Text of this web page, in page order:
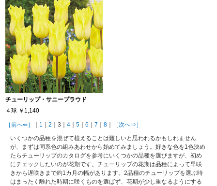
チューリップ・サニープラウド
４球 ￥1,140
［前へ⇐］ 1 ｜2 ｜3｜4 ｜5 ｜6 ｜7 ｜8
［次へ⇒］
いくつかの品種を混ぜて植えることは難しいと思われるかもしれません
が、まずは同系色の組みあわせから始めてみましょう。好きな色を1色決め
たらチューリップのカタログを参考にいくつかの品種を選びますが、初め
にチェックしたいのが花期です。チューリップの花期は品種によって早咲
きから遅咲きまで約1カ月の幅があります。2品種のチューリップを選ぶ時
はまったく離れた時期に咲くものを選ばず、花期が少し重なるようにする